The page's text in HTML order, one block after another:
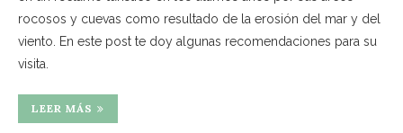
rocosos y cuevas como resultado de la erosión del mar y del
viento. En este post te doy algunas recomendaciones para su
visita.
LEER MÁS